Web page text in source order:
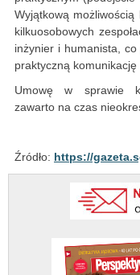
Wyjątkową
kilkuosobowych
inżynier i humanista,
praktyczną
Umowę w sprawie
zawarto na czas
Źródło: https://